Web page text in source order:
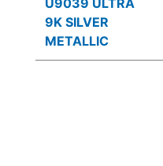
U9039 ULTRA
9K SILVER
METALLIC